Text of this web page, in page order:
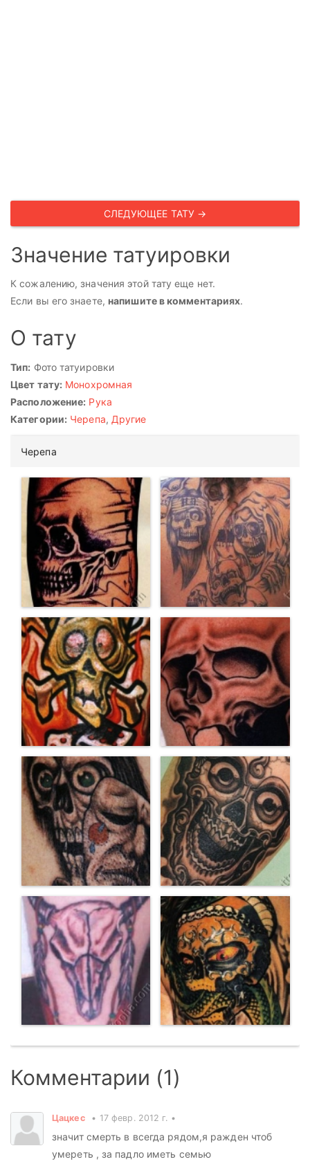
СЛЕДУЮЩЕЕ ТАТУ →
Значение татуировки
К сожалению, значения этой тату еще нет.
Если вы его знаете, напишите в комментариях.
О тату
Тип: Фото татуировки
Цвет тату: Монохромная
Расположение: Рука
Категории: Черепа, Другие
Черепа
Комментарии (1)
Цацкес 17 февр. 2012 г.
значит смерть в всегда рядом,я ражден чтоб
умереть , за падло иметь семью